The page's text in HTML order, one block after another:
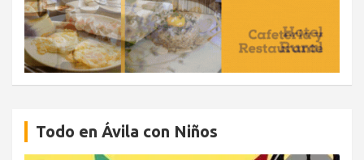
Todo en Ávila con Niños